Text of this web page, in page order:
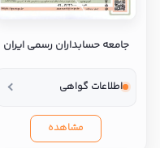
جامعه حسابداران رسمی ایران
اطلاعات گواهی
مشاهده